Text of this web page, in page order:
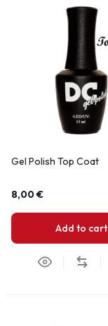
Gel Polish Top Coat
8,00€
Add to cart